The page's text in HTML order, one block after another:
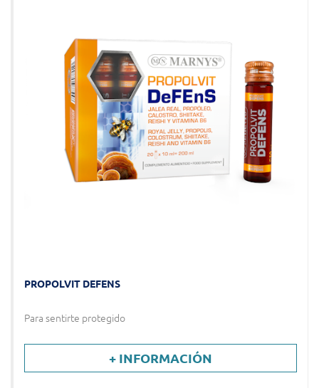
PROPOLVIT DEFENS
Para sentirte protegido
+ INFORMACIÓN